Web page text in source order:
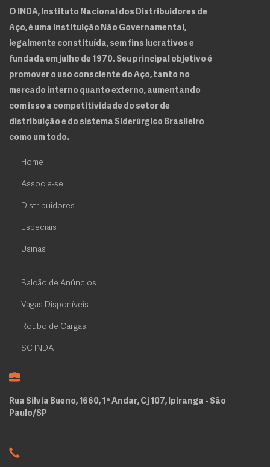
O INDA, Instituto Nacional dos Distribuidores de
Aço, é uma Instituição Não Governamental,
legalmente constituída, sem fins lucrativos e
fundada em julho de 1970. Seu principal objetivo é
promover o uso consciente do Aço, tanto no
mercado interno quanto externo, aumentando
com isso a competitividade do setor de
distribuição e do sistema Siderúrgico Brasileiro
como um todo.
Home
Associe-se
Distribuidores
Especiais
Usinas
Balcão de Anúncios
Vagas Disponíveis
Roubo de Cargas
SC INDA
Rua Silvia Bueno, 1660, 1º Andar, Cj 107, Ipiranga - São
Paulo/SP